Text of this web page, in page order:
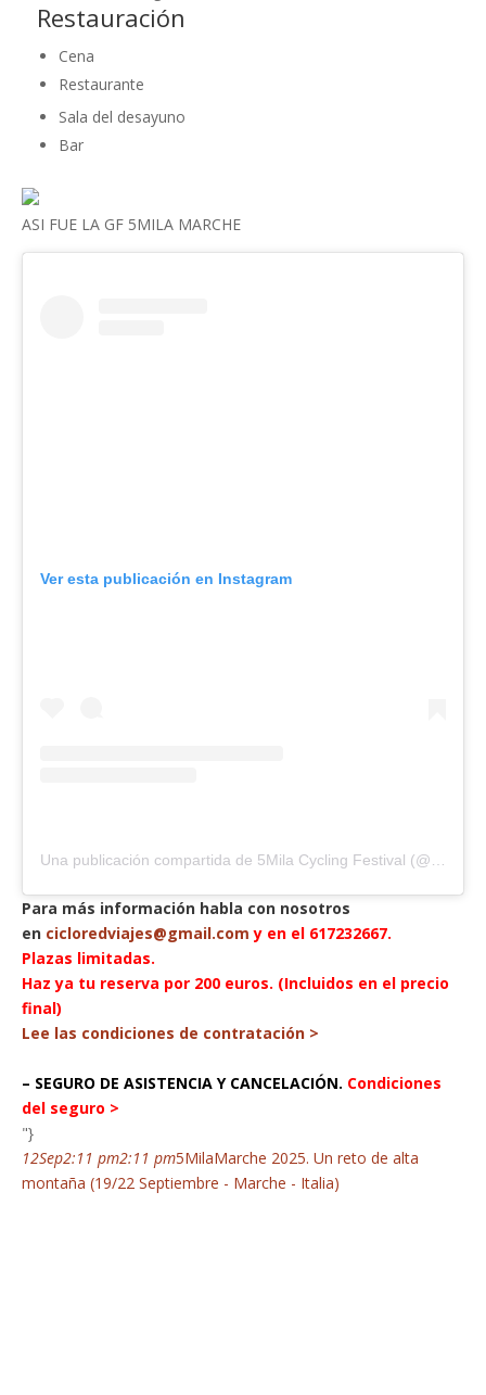
Restauración
Cena
Restaurante
Sala del desayuno
Bar
ASI FUE LA GF 5MILA MARCHE
Ver esta publicación en Instagram
Para más información habla con nosotros
en cicloredviajes@gmail.com y en el 617232667.
Plazas limitadas.
Haz ya tu reserva por 200 euros. (Incluidos en el precio
final)
Lee las condiciones de contratación >
– SEGURO DE ASISTENCIA Y CANCELACIÓN. Condiciones
del seguro >
"}
12Sep2:11 pm2:11 pm5MilaMarche 2025. Un reto de alta
montaña (19/22 Septiembre - Marche - Italia)